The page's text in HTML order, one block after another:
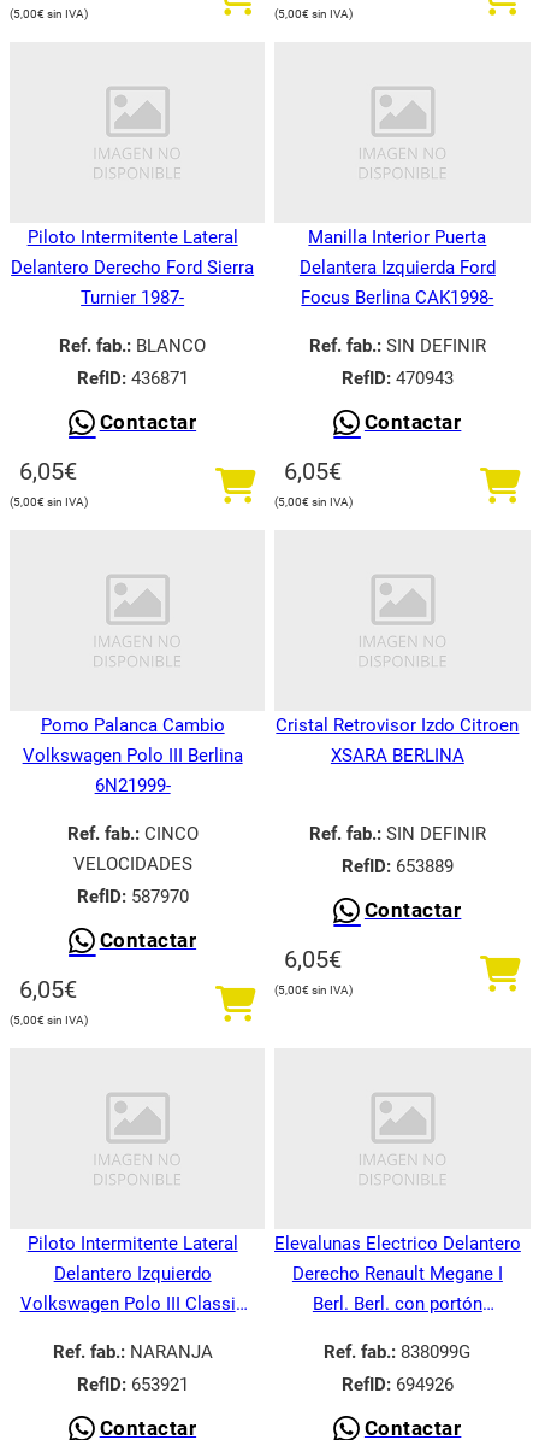
5,00€ 5,00€
Piloto Intermitente Lateral
Delantero Derecho Ford Sierra
Turnier 1987-
Ref. fab.: BLANCO
RefID:436871
Contactar
6,05€
5,00€
Manilla Interior Puerta
Delantera Izquierda Ford
Focus Berlina CAK1998-
Ref. fab.:SIN DEFINIR
RefID:470943
Contactar
6,05€
5,00€
Pomo Palanca Cambio
Volkswagen Polo III Berlina
6N21999-
Ref. fab.:CINCO
VELOCIDADES
RefID:587970
Contactar
6,05€
5,00€
Cristal Retrovisor Izdo Citroen
XSARA BERLINA
Ref. fab.:SIN DEFINIR
RefID:653889
Contactar
6,05€
5,00€
Piloto Intermitente Lateral
Delantero Izquierdo
Volkswagen Polo III Classic
Ref. fab.:NARANJA
RefID:653921
Contactar
Elevalunas Electrico Delantero
Derecho Renault Megane I
Berl. Berl. con portón
Ref. fab.: 838099G
RefID:694926
Contactar